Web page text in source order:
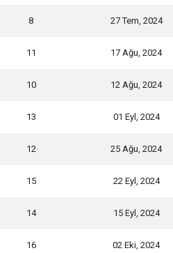
8 27 Tem, 2024
11 17 Ağu, 2024
10 12 Ağu, 2024
13 01 Eyl, 2024
12 25 Ağu, 2024
15 22 Eyl, 2024
14 15 Eyl, 2024
16 02 Eki, 2024